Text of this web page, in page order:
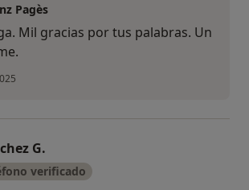
Pagès
Mil gracias por tus palabras. Un
G.
verificado